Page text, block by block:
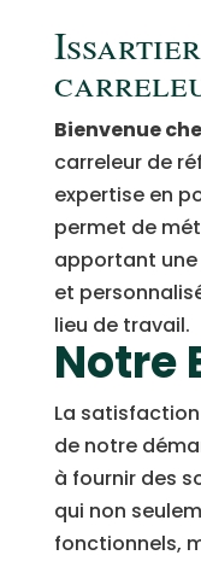
Bienvenue
carreleur de
expertise en
permet de
apportant une
et
lieu de travail.
Notre
La
de notre
à fournir des
qui non
fonctionnels,